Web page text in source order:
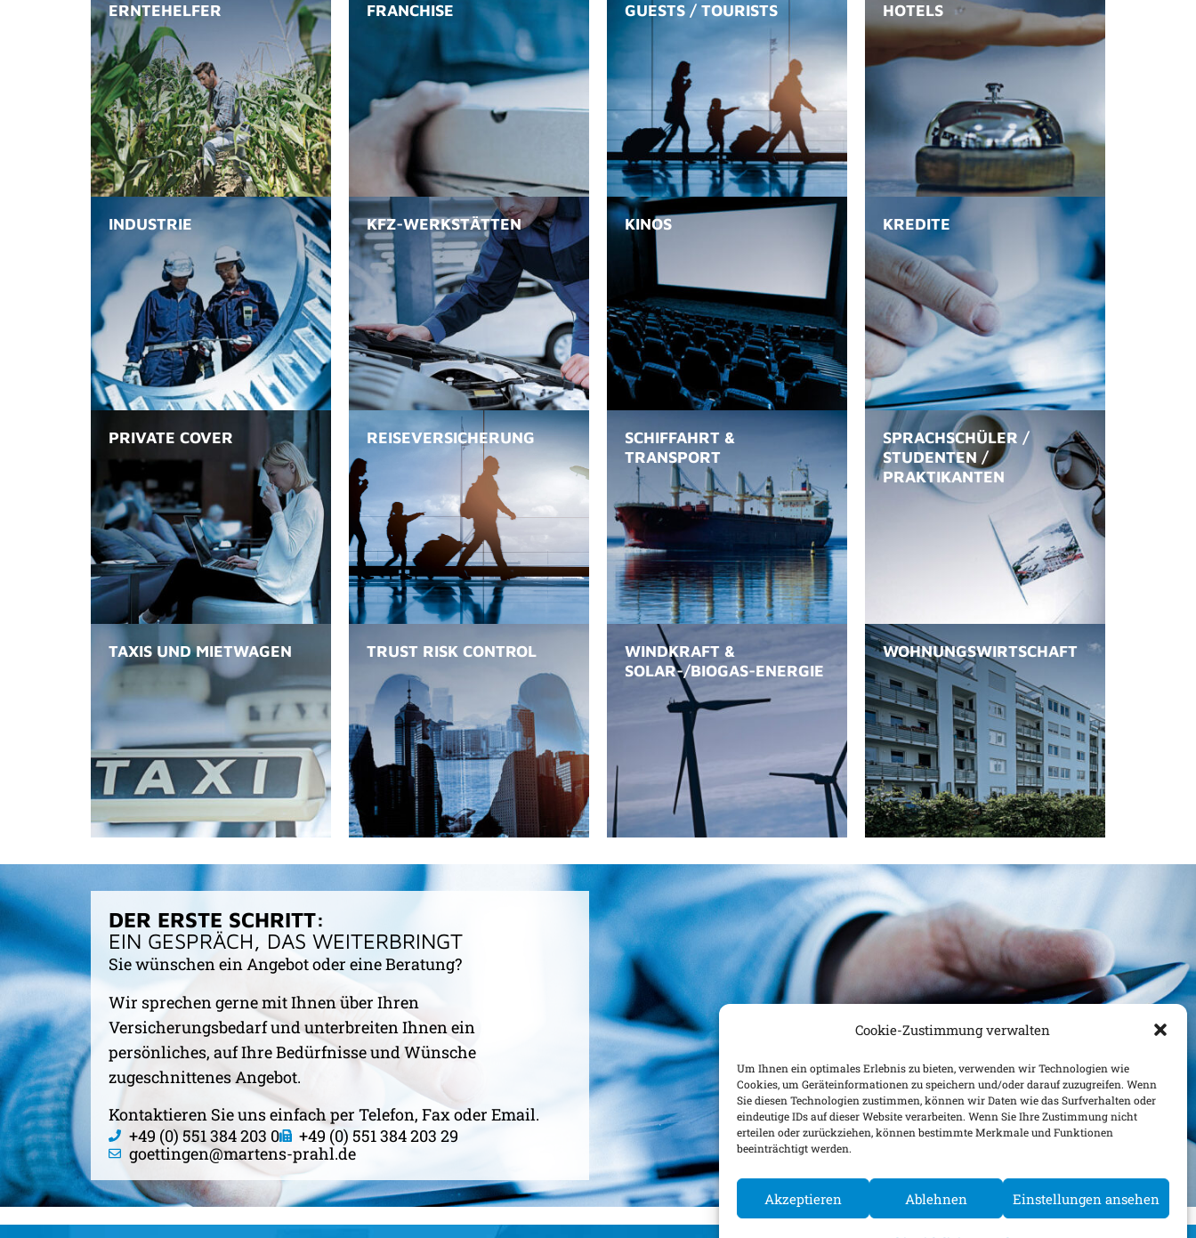
Cookie-Zustimmung verwalten
Um Ihnen ein optimales Erlebnis zu bieten, verwenden wir Technologien wie
Cookies, um Geräteinformationen zu speichern und/oder darauf zuzugreifen. Wenn
Sie diesen Technologien zustimmen, können wir Daten wie das Surfverhalten oder
eindeutige IDs auf dieser Website verarbeiten. Wenn Sie Ihre Zustimmung nicht
erteilen oder zurückziehen, können bestimmte Merkmale und Funktionen
beeinträchtigt werden.
Akzeptieren Ablehnen Einstellungen ansehen
ERNTEHELFER FRANCHISE GUESTS / TOURISTS HOTELS
INDUSTRIE KFZ-WERKSTÄTTEN KINOS KREDITE
PRIVATE COVER REISE­VERSICHERUNG
SCHIFFAHRT &
TRANSPORT
SPRACHSCHÜLER /
STUDENTEN /
PRAKTIKANTEN
TAXIS UND MIETWAGEN TRUST RISK CONTROL
WINDKRAFT &
SOLAR-/BIOGAS-ENERGIE
WOHNUNGSWIRTSCHAFT
DER ERSTE SCHRITT:
EIN GESPRÄCH, DAS WEITERBRINGT
Sie wünschen ein Angebot oder eine Beratung?
Wir sprechen gerne mit Ihnen über Ihren
Versicherungsbedarf und unterbreiten Ihnen ein
persönliches, auf Ihre Bedürfnisse und Wünsche
zugeschnittenes Angebot.
Kontaktieren Sie uns einfach per Telefon, Fax oder Email.
+49 (0) 551 384 203 0
+49 (0) 551 384 203 29
goettingen@martens-prahl.de